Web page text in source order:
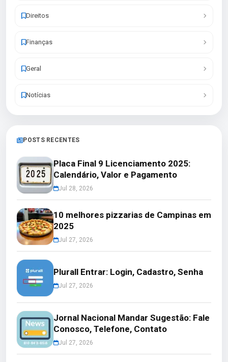
Direitos
Finanças
Geral
Notícias
POSTS RECENTES
Placa Final 9 Licenciamento 2025:
Calendário, Valor e Pagamento
Jul 28, 2026
10 melhores pizzarias de Campinas em
2025
Jul 27, 2026
Plurall Entrar: Login, Cadastro, Senha
Jul 27, 2026
Jornal Nacional Mandar Sugestão: Fale
Conosco, Telefone, Contato
Jul 27, 2026